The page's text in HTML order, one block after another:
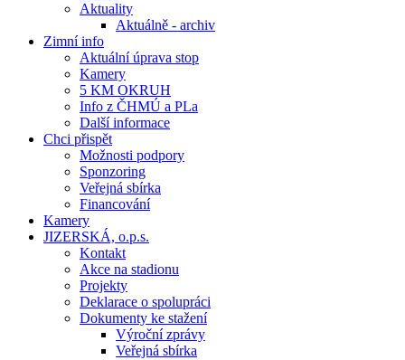
Aktuality
Aktuálně - archiv
Zimní info
Aktuální úprava stop
Kamery
5 KM OKRUH
Info z ČHMÚ a PLa
Další informace
Chci přispět
Možnosti podpory
Sponzoring
Veřejná sbírka
Financování
Kamery
JIZERSKÁ, o.p.s.
Kontakt
Akce na stadionu
Projekty
Deklarace o spolupráci
Dokumenty ke stažení
Výroční zprávy
Veřejná sbírka